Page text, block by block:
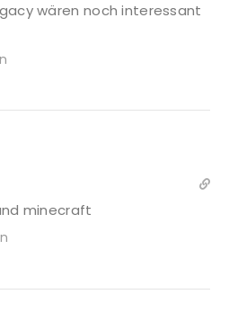
wären noch interessant
minecraft